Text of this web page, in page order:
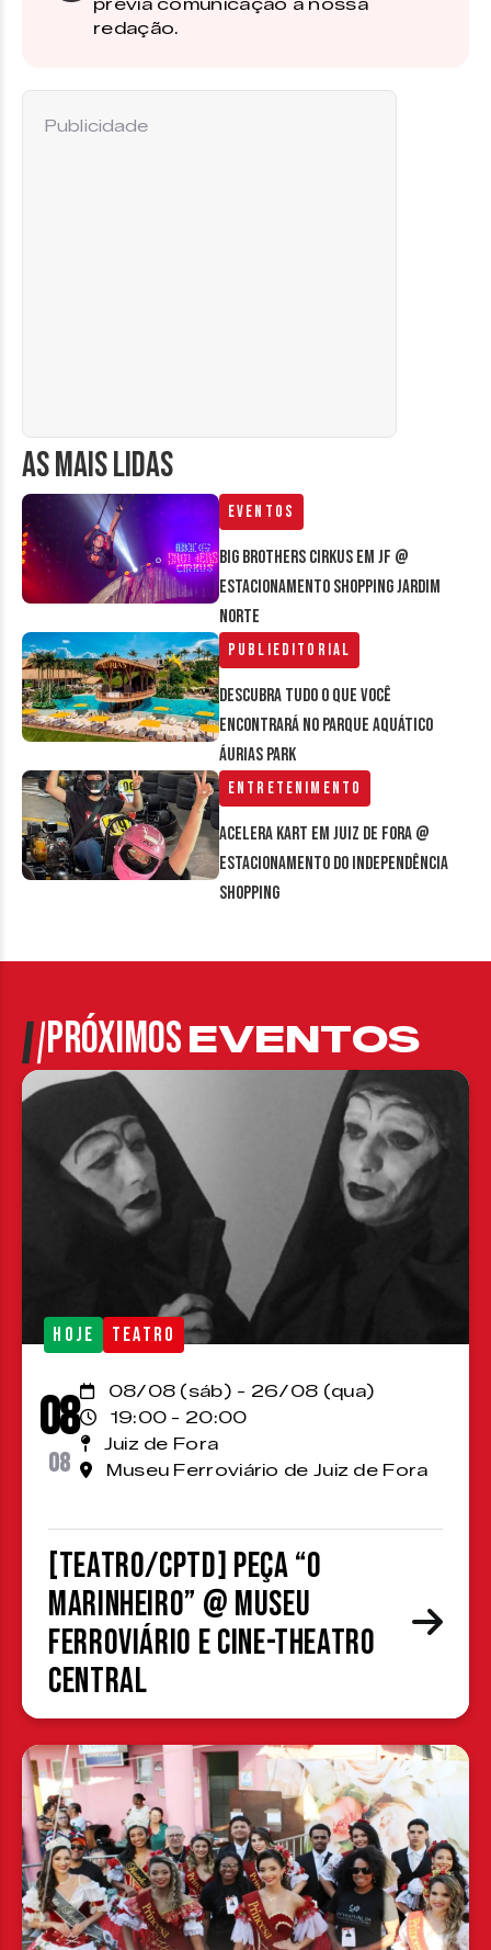
prévia comunicação à nossa
redação.
AS MAIS LIDAS
Eventos
Big Brothers Cirkus em JF @
estacionamento Shopping Jardim
Norte
Publieditorial
Descubra tudo o que você
encontrará no parque aquático
Áurias Park
Entretenimento
Acelera Kart em Juiz de Fora @
estacionamento do Independência
Shopping
Publicidade
PRÓXIMOSEVENTOS
HOJE TEATRO
08
08
08/08 (sáb) - 26/08 (qua)
19:00 - 20:00
Juiz de Fora
Museu Ferroviário de Juiz de Fora
[TEATRO/CPTD] Peça “O
Marinheiro” @ Museu
Ferroviário e Cine-Theatro
Central